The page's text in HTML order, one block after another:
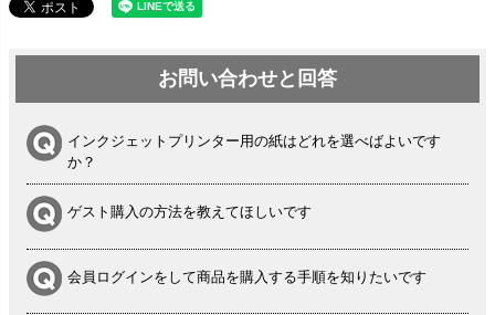
お問い合わせと回答
インクジェットプリンター用の紙はどれを選べばよいです
か？
ゲスト購入の方法を教えてほしいです
会員ログインをして商品を購入する手順を知りたいです